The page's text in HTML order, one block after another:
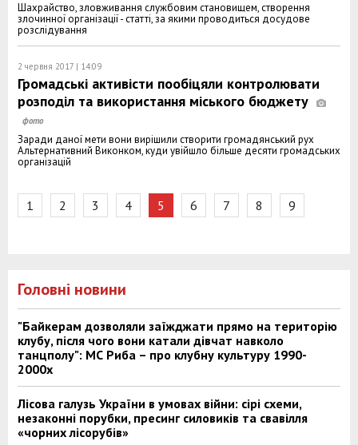
Шахрайство, зловживання службовим становищем, створення
злочинної організації - статті, за якими проводиться досудове
розслідування
2 червня 2017 | 14:09
Громадські активісти пообіцяли контролювати
розподіл та використання міського бюджету
Заради даної мети вони вирішили створити громадянський рух
Альтернативний Виконком, куди увійшло більше десяти громадських
організацій
1 2 3 4 5 6 7 8 9
Головні новини
"Байкерам дозволяли заїжджати прямо на територію
клубу, після чого вони катали дівчат навколо
танцполу": МС Риба – про клубну культуру 1990-
2000х
Лісова галузь України в умовах війни: сірі схеми,
незаконні порубки, пресинг силовиків та свавілля
«чорних лісорубів»